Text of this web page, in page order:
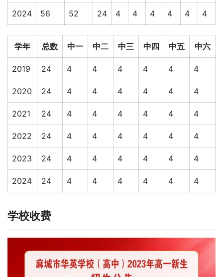
2024 56 52 24 4 4 4 4 4 4
学年 总数 中一 中二 中三 中四 中五 中六
2019 24 4 4 4 4 4 4
2020 24 4 4 4 4 4 4
2021 24 4 4 4 4 4 4
2022 24 4 4 4 4 4 4
2023 24 4 4 4 4 4 4
2024 24 4 4 4 4 4 4
学校收费